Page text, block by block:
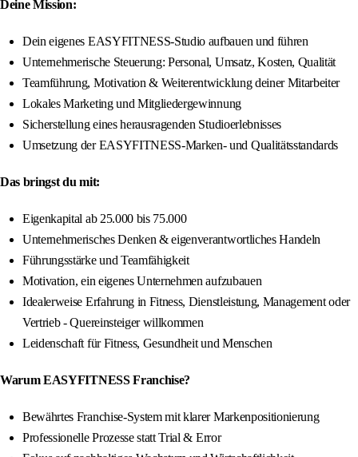
Deine Mission:
Dein eigenes EASYFITNESS-Studio aufbauen und führen
Unternehmerische Steuerung: Personal, Umsatz, Kosten, Qualität
Teamführung, Motivation & Weiterentwicklung deiner Mitarbeiter
Lokales Marketing und Mitgliedergewinnung
Sicherstellung eines herausragenden Studioerlebnisses
Umsetzung der EASYFITNESS-Marken- und Qualitätsstandards
Das bringst du mit:
Eigenkapital ab 25.000 bis 75.000
Unternehmerisches Denken & eigenverantwortliches Handeln
Führungsstärke und Teamfähigkeit
Motivation, ein eigenes Unternehmen aufzubauen
Idealerweise Erfahrung in Fitness, Dienstleistung, Management oder
Vertrieb - Quereinsteiger willkommen
Leidenschaft für Fitness, Gesundheit und Menschen
Warum EASYFITNESS Franchise?
Bewährtes Franchise-System mit klarer Markenpositionierung
Professionelle Prozesse statt Trial & Error